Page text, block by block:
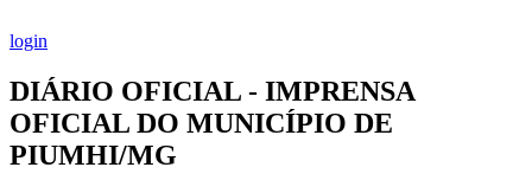
para
conteúdo
login
DIÁRIO OFICIAL - IMPRENSA
OFICIAL DO MUNICÍPIO DE
PIUMHI/MG